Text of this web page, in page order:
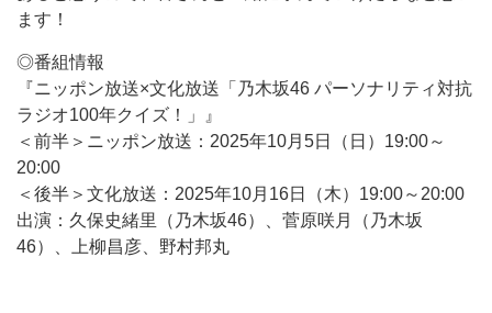
ます！
◎番組情報
『ニッポン放送×文化放送「乃木坂46 パーソナリティ対抗
ラジオ100年クイズ！」』
＜前半＞ニッポン放送：2025年10月5日（日）19:00～
20:00
＜後半＞文化放送：2025年10月16日（木）19:00～20:00
出演：久保史緒里（乃木坂46）、菅原咲月（乃木坂
46）、上柳昌彦、野村邦丸